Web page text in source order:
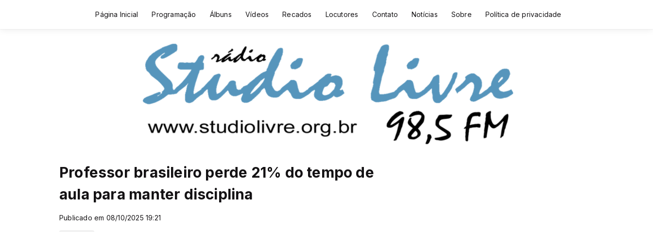
Página Inicial Programação Álbuns Vídeos Recados Locutores Contato Notícias Sobre Política de privacidade
Professor brasileiro perde 21% do tempo de
aula para manter disciplina
Publicado em 08/10/2025 19:21